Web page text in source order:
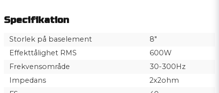
Specifikation
Storlek på baselement
8"
Effekttålighet RMS
600W
Frekvensområde
30-300Hz
Impedans
2x2ohm